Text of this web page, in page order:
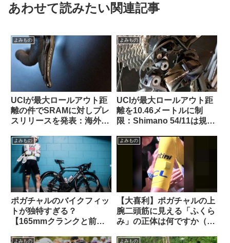
あわせて読みたい関連記事
よみもの
UCIが最大ロールアウト距
離の件でSRAMに対しプレ
スリリースを発表：海外サ
よみもの
UCIが最大ロールアウト距
離を10.46メートルに制
限：Shimano 54/11は規定
違反にーー海外掲示板での
意見を観察
よみもの
ポガチャルのバイクフィッ
トが独特すぎる？
【165mmクランクと前傾
よみもの
【大喜利】ポガチャルの上
腕二頭筋に見える「ふくら
み」の正体は何ですか（海
よみもの よみもの